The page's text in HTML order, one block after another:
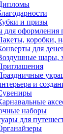
и призы
для оформления
коробки,
для
шары,
и
наборы
для